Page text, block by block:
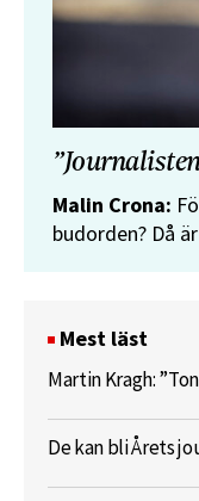
Malin Crona:
budorden? Då
Mest läst
Martin Kragh:
De kan bli Årets